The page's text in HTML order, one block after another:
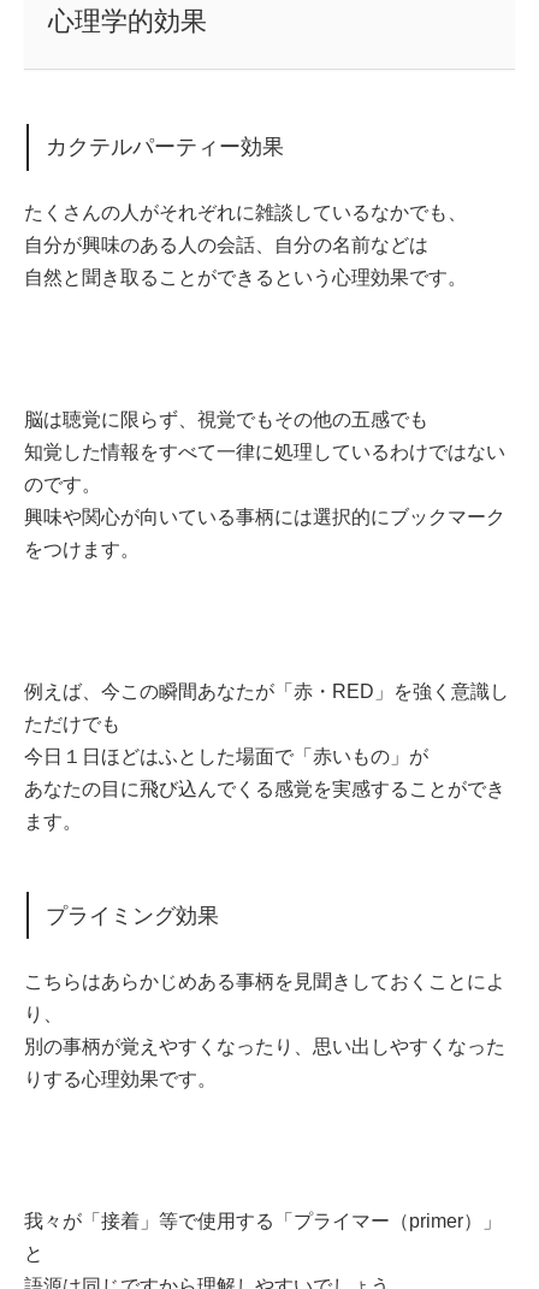
心理学的効果
カクテルパーティー効果
たくさんの人がそれぞれに雑談しているなかでも、
自分が興味のある人の会話、自分の名前などは
自然と聞き取ることができるという心理効果です。
脳は聴覚に限らず、視覚でもその他の五感でも
知覚した情報をすべて一律に処理しているわけではない
のです。
興味や関心が向いている事柄には選択的にブックマーク
をつけます。
例えば、今この瞬間あなたが「赤・RED」を強く意識し
ただけでも
今日１日ほどはふとした場面で「赤いもの」が
あなたの目に飛び込んでくる感覚を実感することができ
ます。
プライミング効果
こちらはあらかじめある事柄を見聞きしておくことによ
り、
別の事柄が覚えやすくなったり、思い出しやすくなった
りする心理効果です。
我々が「接着」等で使用する「プライマー（primer）」
と